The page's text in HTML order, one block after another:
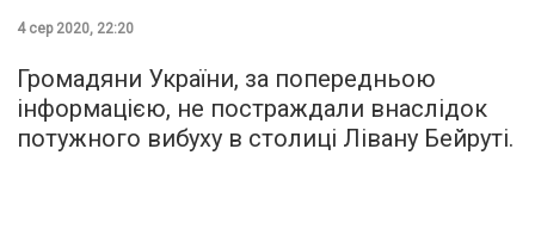
4 сер 2020, 22:20
Громадяни України, за попередньою
інформацією, не постраждали внаслідок
потужного вибуху в столиці Лівану Бейруті.